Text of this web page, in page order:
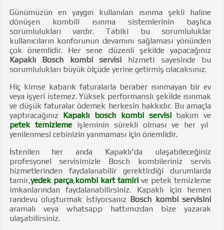
Günümüzün en yaygın kullanılan ısınma şekli haline
dönüşen kombili ısınma sistemlerinin başlıca
sorumlulukları vardır. Tabiki bu sorumluluklar
kullanıcıların konforunun devamını sağlaması yönünden
çok önemlidir. Her sene düzenli şekilde yapacağınız
Kapaklı Bosch kombi servisi hizmeti sayesinde bu
sorumlulukları büyük ölçüde yerine getirmiş olacaksınız.
Hiç kimse kabarık faturalarla beraber ısınmayan bir ev
veya işyeri istemez. Yüksek performanslı şekilde ısınmak
ve düşük faturalar ödemek herkesin hakkıdır. Bu amaçla
yaptıracağınız Kapaklı bosch kombi servisi bakım ve
petek temizleme işleminin sürekli olması ve her yıl
yenilenmesi cebinizin yanmaması için önemlidir.
İstenilen her anda Kapaklı'da ulaşabileceğiniz
profesyonel servisimizle Bosch kombileriniz servis
hizmetlerinden faydalanabilir gerektirdiği durumlarda
tamir,yedek parça,kombi kart tamirive petek temizleme
imkanlarından faydalanabilirsiniz. Kapaklı için hemen
randevu oluşturmak istiyorsanız Bosch kombi servisini
aramalı veya whatsapp hattımızdan bize yazarak
ulaşabilirsiniz.